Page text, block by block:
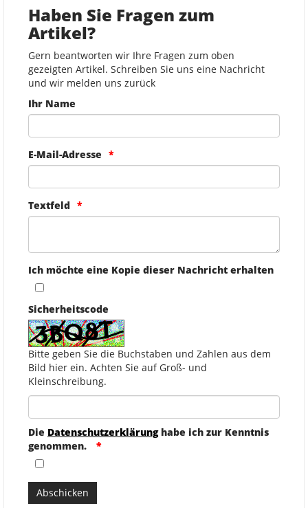
Haben Sie Fragen zum
Artikel?
Gern beantworten wir Ihre Fragen zum oben
gezeigten Artikel. Schreiben Sie uns eine Nachricht
und wir melden uns zurück
Ihr Name
E-Mail-Adresse
Textfeld
Ich möchte eine Kopie dieser Nachricht erhalten
Sicherheitscode
Bitte geben Sie die Buchstaben und Zahlen aus dem
Bild hier ein. Achten Sie auf Groß- und
Kleinschreibung.
Die Datenschutzerklärunghabe ich zur Kenntnis
genommen.
Abschicken